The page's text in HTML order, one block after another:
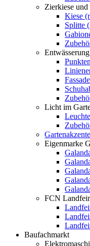
Zierkiese
Kiese
Splitte
Entwässerung
Licht im
Gartenakzente
Eigenmarke
FCN
Baufachmarkt